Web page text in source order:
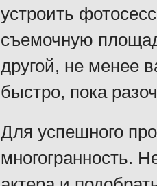
устроить
съемочную
другой, не менее
быстро, пока
Для успешного
многогранность.